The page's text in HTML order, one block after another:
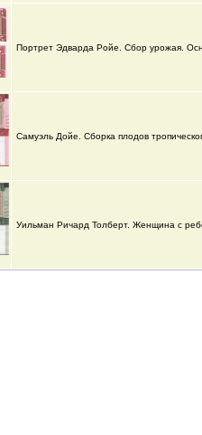
Портрет Эдварда Ройе. Сбор урожая.
Самуэль Дойе. Сборка плодов
Уильман Ричард Толберт. Женщина с